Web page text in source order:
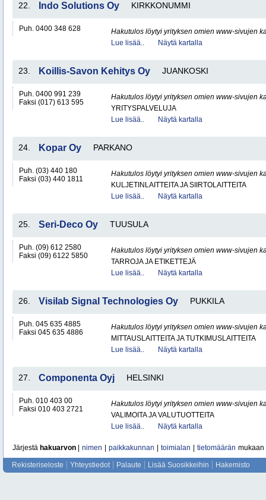
22. Indo Solutions Oy KIRKKONUMMI
Puh. 0400 348 628
Hakutulos löytyi yrityksen omien www-sivujen
Lue lisää..
Näytä kartalla
23. Koillis-Savon Kehitys Oy JUANKOSKI
Puh. 0400 991 239
Faksi (017) 613 595
Hakutulos löytyi yrityksen omien www-sivujen
YRITYSPALVELUJA
Lue lisää..
Näytä kartalla
24. Kopar Oy PARKANO
Puh. (03) 440 180
Faksi (03) 440 1811
Hakutulos löytyi yrityksen omien www-sivujen
KULJETINLAITTEITA JA SIIRTOLAITTEITA
Lue lisää..
Näytä kartalla
25. Seri-Deco Oy TUUSULA
Puh. (09) 612 2580
Faksi (09) 6122 5850
Hakutulos löytyi yrityksen omien www-sivujen
TARROJA JA ETIKETTEJÄ
Lue lisää..
Näytä kartalla
26. Visilab Signal Technologies Oy PUKKILA
Puh. 045 635 4885
Faksi 045 635 4886
Hakutulos löytyi yrityksen omien www-sivujen
MITTAUSLAITTEITA JA TUTKIMUSLAITTEITA
Lue lisää..
Näytä kartalla
27. Componenta Oyj HELSINKI
Puh. 010 403 00
Faksi 010 403 2721
Hakutulos löytyi yrityksen omien www-sivujen
VALIMOITA JA VALUTUOTTEITA
Lue lisää..
Näytä kartalla
Järjestä hakuarvon nimen paikkakunnan toimialan tietomäärän mukaan
Rekisteriseloste Yhteystiedot Palaute Lisää Suosikkeihin Hakemisto